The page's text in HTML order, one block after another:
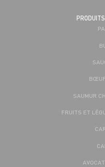
SAUMUR
FRUITS ET